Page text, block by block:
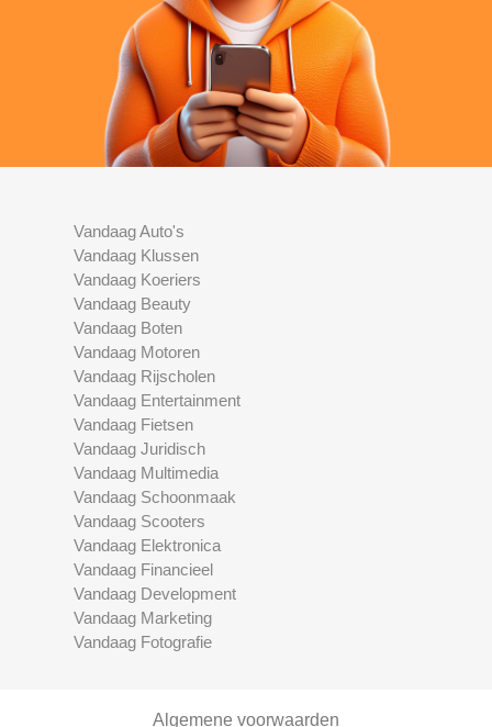
Vandaag Auto's
Vandaag Klussen
Vandaag Koeriers
Vandaag Beauty
Vandaag Boten
Vandaag Motoren
Vandaag Rijscholen
Vandaag Entertainment
Vandaag Fietsen
Vandaag Juridisch
Vandaag Multimedia
Vandaag Schoonmaak
Vandaag Scooters
Vandaag Elektronica
Vandaag Financieel
Vandaag Development
Vandaag Marketing
Vandaag Fotografie
Algemene voorwaarden